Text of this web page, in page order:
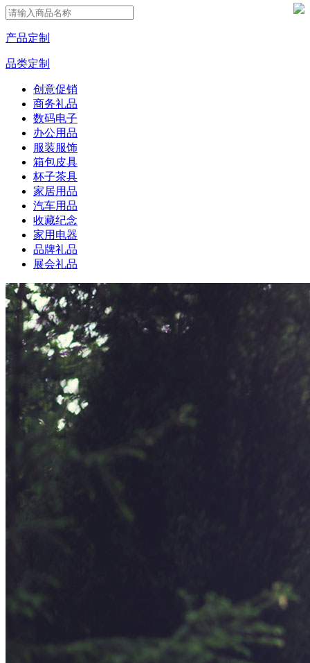
产品定制
品类定制
创意促销
商务礼品
数码电子
办公用品
服装服饰
箱包皮具
杯子茶具
家居用品
汽车用品
收藏纪念
家用电器
品牌礼品
展会礼品